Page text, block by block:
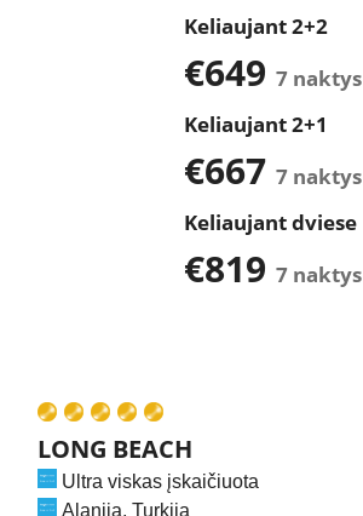
Keliaujant 2+2
€649 7 naktys
Keliaujant 2+1
€667 7 naktys
Keliaujant dviese
€819 7 naktys
LONG BEACH
Ultra viskas įskaičiuota
Alanija, Turkija